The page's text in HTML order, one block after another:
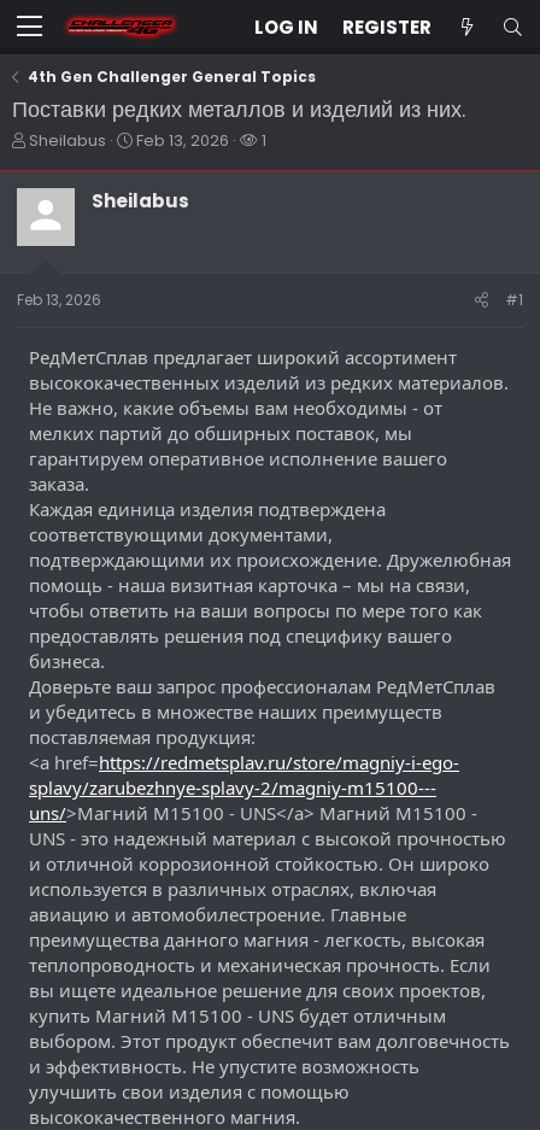
LOG IN REGISTER
4th Gen Challenger General Topics
Поставки редких металлов и изделий из них.
T
r
a
d
t
a
t
e
r
Sheilabus
S
r
Feb 13, 2026
W1
Sheilabus
Feb 13, 2026 #1
РедМетСплав предлагает широкий ассортимент
высококачественных изделий из редких материалов.
Не важно, какие объемы вам необходимы - от
мелких партий до обширных поставок, мы
гарантируем оперативное исполнение вашего
заказа.
Каждая единица изделия подтверждена
соответствующими документами,
подтверждающими их происхождение. Дружелюбная
помощь - наша визитная карточка – мы на связи,
чтобы ответить на ваши вопросы по мере того как
предоставлять решения под специфику вашего
бизнеса.
Доверьте ваш запрос профессионалам РедМетСплав
и убедитесь в множестве наших преимуществ
поставляемая продукция:
<a href=https://redmetsplav.ru/store/magniy-i-ego-
splavy/zarubezhnye-splavy-2/magniy-m15100---
uns/>Магний M15100 - UNS</a> Магний M15100 -
UNS - это надежный материал с высокой прочностью
и отличной коррозионной стойкостью. Он широко
используется в различных отраслях, включая
авиацию и автомобилестроение. Главные
преимущества данного магния - легкость, высокая
теплопроводность и механическая прочность. Если
вы ищете идеальное решение для своих проектов,
купить Магний M15100 - UNS будет отличным
выбором. Этот продукт обеспечит вам долговечность
и эффективность. Не упустите возможность
улучшить свои изделия с помощью
высококачественного магния.